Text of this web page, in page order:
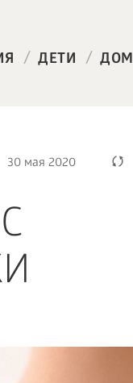
/ ДЕТИ / ДОМ
30 мая 2020